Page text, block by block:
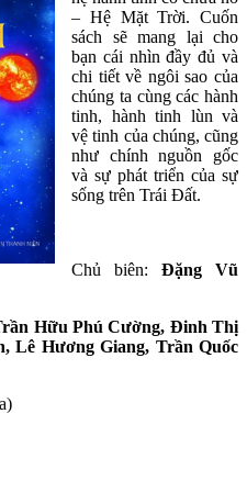
– Hệ Mặt Trời. Cuốn
sách sẽ mang lại cho
bạn cái nhìn đầy đủ và
chi tiết về ngôi sao của
chúng ta cùng các hành
tinh, hành tinh lùn và
vệ tinh của chúng, cũng
như chính nguồn gốc
và sự phát triển của sự
sống trên Trái Đất.
Chủ biên: Đặng Vũ
Hữu Phú Cường, Đinh Thị
Lê Hương Giang, Trần Quốc